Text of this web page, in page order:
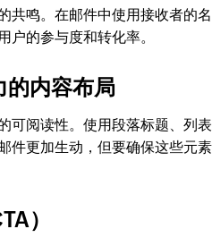
共鸣。在邮件中使用接收者的
户的参与度和转化率。
的内容布局
可阅读性。使用段落标题、列
件更加生动，但要确保这些元
）